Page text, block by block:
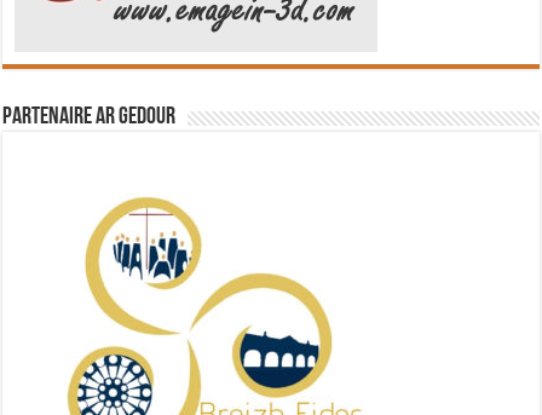
Partenaire Ar Gedour